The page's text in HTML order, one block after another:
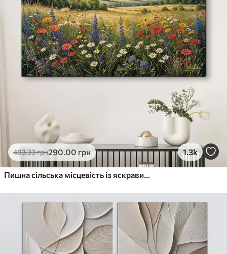
483.33грн290.00 грн 1.3k
Пишна сільська місцевість із яскравим лугом диких квітів, наповненим різнокольоровими квітами під хмарним небом